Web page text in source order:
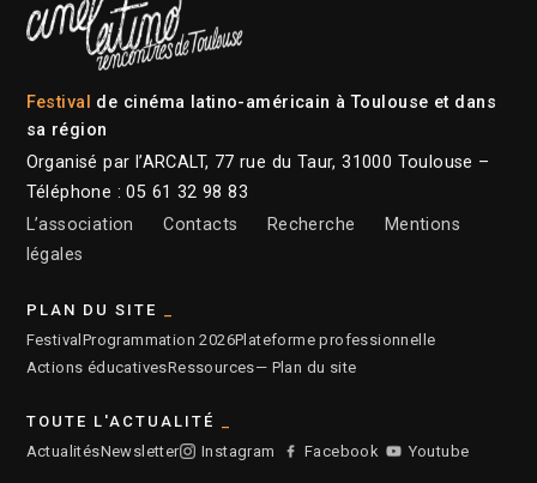
Festival de cinéma latino-américain à Toulouse et dans
sa région
Organisé par l’ARCALT, 77 rue du Taur, 31000 Toulouse –
Téléphone : 05 61 32 98 83
L’association
Contacts Recherche
Mentions
légales
PLAN DU SITE
FestivalProgrammation 2026Plateforme professionnelle
Actions éducativesRessources— Plan du site
TOUTE L'ACTUALITÉ
ActualitésNewsletter Instagram Facebook Youtube